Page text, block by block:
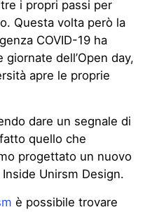
i propri passi per
Questa volta però la
COVID-19 ha
dell’Open day,
apre le proprie
dare un segnale di
quello che
progettato un nuovo
Unirsm Design.
è possibile trovare